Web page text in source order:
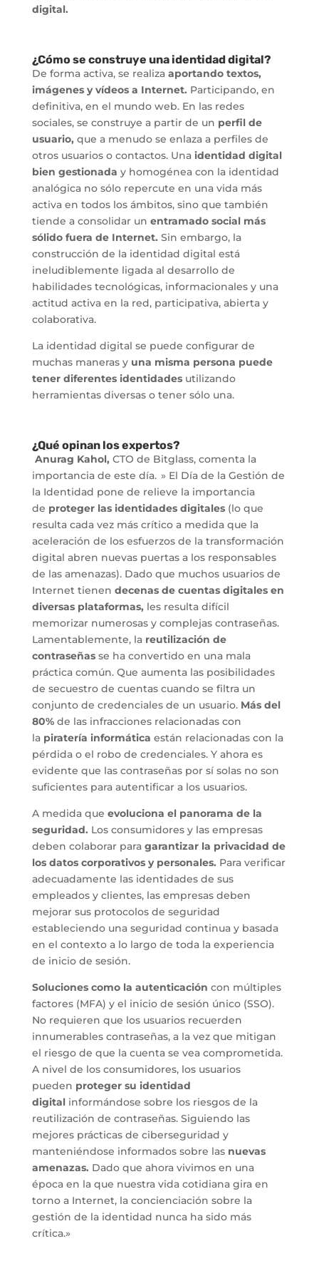
digital.
¿Cómo se construye una identidad digital?
De forma activa, se realiza aportando textos,
imágenes y vídeos a Internet. Participando, en
definitiva, en el mundo web. En las redes
sociales, se construye a partir de un perfil de
usuario, que a menudo se enlaza a perfiles de
otros usuarios o contactos. Una identidad digital
bien gestionada y homogénea con la identidad
analógica no sólo repercute en una vida más
activa en todos los ámbitos, sino que también
tiende a consolidar un entramado social más
sólido fuera de Internet. Sin embargo, la
construcción de la identidad digital está
ineludiblemente ligada al desarrollo de
habilidades tecnológicas, informacionales y una
actitud activa en la red, participativa, abierta y
colaborativa.
La identidad digital se puede configurar de
muchas maneras yuna misma persona puede
tener diferentes identidadesutilizando
herramientas diversas o tener sólo una.
¿Qué opinan los expertos?
Anurag Kahol, CTO de Bitglass, comenta la
importancia de este día. » El Día de la Gestión de
la Identidad pone de relieve la importancia
de proteger las identidades digitales(lo que
resulta cada vez más crítico a medida que la
aceleración de los esfuerzos de la transformación
digital abren nuevas puertas a los responsables
de las amenazas). Dado que muchos usuarios de
Internet tienen decenas de cuentas digitales en
diversas plataformas, les resulta difícil
memorizar numerosas y complejas contraseñas.
Lamentablemente, lareutilización de
contraseñasse ha convertido en una mala
práctica común. Que aumenta las posibilidades
de secuestro de cuentas cuando se filtra un
conjunto de credenciales de un usuario. Más del
80%de las infracciones relacionadas con
la piratería informática están relacionadas con la
pérdida o el robo de credenciales. Y ahora es
evidente que las contraseñas por sí solas no son
suficientes para autentificar a los usuarios.
A medida que evoluciona el panorama de la
seguridad. Los consumidores y las empresas
deben colaborar para garantizar la privacidad de
los datos corporativos y personales. Para verificar
adecuadamente las identidades de sus
empleados y clientes, las empresas deben
mejorar sus protocolos de seguridad
estableciendo una seguridad continua y basada
en el contexto a lo largo de toda la experiencia
de inicio de sesión.
Soluciones como la autenticación con múltiples
factores (MFA) y el inicio de sesión único (SSO).
No requieren que los usuarios recuerden
innumerables contraseñas, a la vez que mitigan
el riesgo de que la cuenta se vea comprometida.
A nivel de los consumidores, los usuarios
pueden proteger su identidad
digitalinformándose sobre los riesgos de la
reutilización de contraseñas. Siguiendo las
mejores prácticas de ciberseguridad y
manteniéndose informados sobre las nuevas
amenazas. Dado que ahora vivimos en una
época en la que nuestra vida cotidiana gira en
torno a Internet, la concienciación sobre la
gestión de la identidad nunca ha sido más
crítica.»